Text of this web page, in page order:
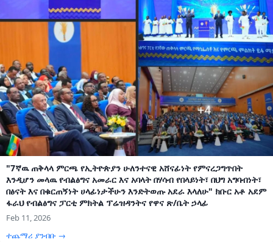
"7ኛዉ ጠቅላላ ምርጫ የኢትዮጵያን ሁለንተናዊ አሸናፊነት የምናረጋግጥበት
እንዲሆን መላዉ የብልፅግና አመራር እና አባላት በሃሳብ የበላይነት፣ በህግ አግባብነት፣
በፅናት እና በቁርጠኝነት ሀላፊነታችሁን እንድትወጡ አደራ እላለሁ" ክቡር አቶ አደም
ፋራህ የብልፅግና ፓርቲ ምክትል ፕሬዝዳንትና የዋና ጽ/ቤት ኃላፊ
Feb 11, 2026
ተጨማሪ ያንብቡ →